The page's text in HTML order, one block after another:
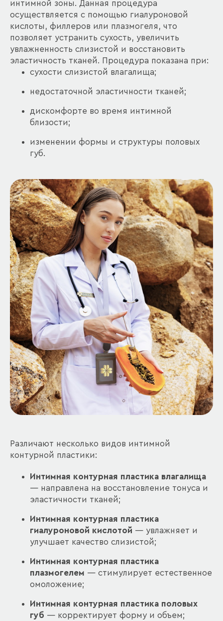
интимной зоны. Данная процедура
осуществляется с помощью гиалуроновой
кислоты, филлеров или плазмогеля, что
позволяет устранить сухость, увеличить
увлажненность слизистой и восстановить
эластичность тканей. Процедура показана при:
сухости слизистой влагалища;
недостаточной эластичности тканей;
дискомфорте во время интимной
близости;
изменении формы и структуры половых
губ.
Различают несколько видов интимной
контурной пластики:
Интимная контурная пластика влагалища
— направлена на восстановление тонуса и
эластичности тканей;
Интимная контурная пластика
гиалуроновой кислотой — увлажняет и
улучшает качество слизистой;
Интимная контурная пластика
плазмогелем — стимулирует естественное
омоложение;
Интимная контурная пластика половых
губ — корректирует форму и объем;